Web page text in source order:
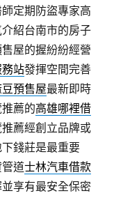
定期防盜專家高
紹台南市的房子
屋的握紛紛經營
站發揮空間完善
預售屋最新即時
薦的高雄哪裡借
薦經創立品牌或
錢莊是最重要
道士林汽車借款
享有最安全保密